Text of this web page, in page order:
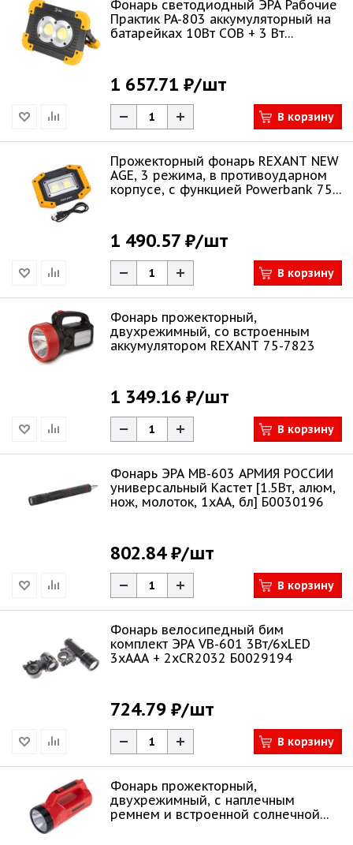
Фонарь светодиодный ЭРА Рабочие
Практик PA-803 аккумуляторный на
батарейках 10Вт COB + 3 Вт
1 657.71 ₽/шт
В корзину
Прожекторный фонарь REXANT NEW
AGE, 3 режима, в противоударном
корпусе, с функцией Powerbank 75-
1 490.57 ₽/шт
В корзину
Фонарь прожекторный,
двухрежимный, со встроенным
аккумулятором REXANT 75-7823
1 349.16 ₽/шт
В корзину
Фонарь ЭРА MB-603 АРМИЯ РОССИИ
универсальный Кастет [1.5Вт, алюм,
нож, молоток, 1хАА, бл] Б0030196
802.84 ₽/шт
В корзину
Фонарь велосипедный бим
комплект ЭРА VB-601 3Вт/6xLED
3xAAA + 2xCR2032 Б0029194
724.79 ₽/шт
В корзину
Фонарь прожекторный,
двухрежимный, с наплечным
ремнем и встроенной солнечной